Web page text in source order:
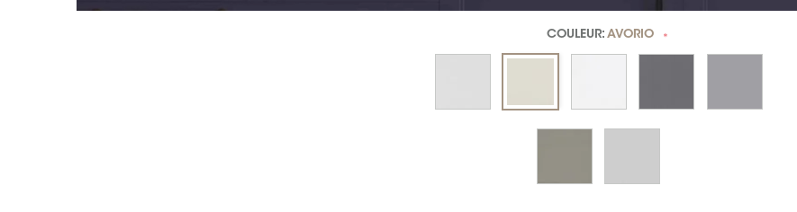
COULEUR:AVORIO *